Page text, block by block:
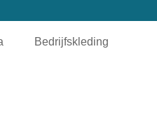
Bedrijfskleding